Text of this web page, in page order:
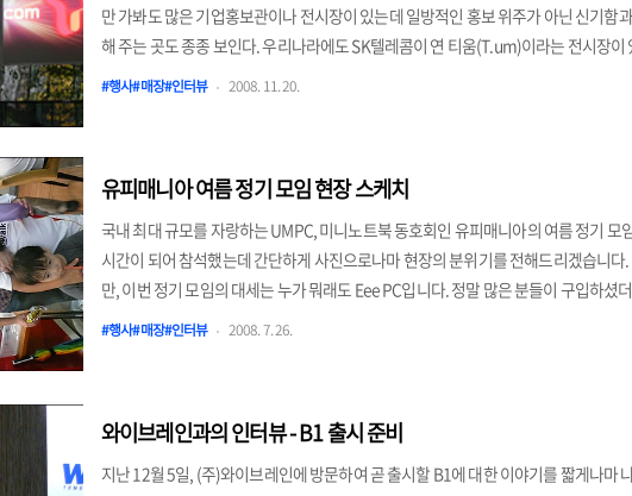
만 가봐도 많은 기업홍보관이나 전시장이 있는데 일방적인 홍보 위주가 아닌 신기함
해 주는 곳도 종종 보인다. 우리나라에도 SK텔레콤이 연 티움(T.um)이라는 전시장이
순한 전시장이라기 보다는 체험을 위주로 한 곳이라는 점에서 다른 기업홍보관과 다르
#행사#매장#인터뷰 2008. 11. 20.
유피매니아 여름 정기 모임 현장 스케치
국내 최대 규모를 자랑하는 UMPC, 미니노트북 동호회인 유피매니아의 여름 정기 모
시간이 되어 참석했는데 간단하게 사진으로나마 현장의 분위기를 전해드리겠습니다
만, 이번 정기 모임의 대세는 누가 뭐래도 Eee PC입니다. 정말 많은 분들이 구입하셨
PC 국내 유통을 담당하는 디지탈 그린텍에서 직접 오셔서 여러가지 말씀을 해주셨습
#행사#매장#인터뷰 2008. 7. 26.
와이브레인과의 인터뷰 - B1 출시 준비
지난 12월 5일, (주)와이브레인에 방문하여 곧 출시할 B1에 대한 이야기를 짧게나마